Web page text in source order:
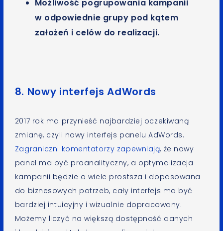
Możliwość pogrupowania kampanii
w odpowiednie grupy pod kątem
założeń i celów do realizacji.
8. Nowy interfejs AdWords
2017 rok ma przynieść najbardziej oczekiwaną
zmianę, czyli nowy interfejs panelu AdWords.
Zagraniczni komentatorzy zapewniają, że nowy
panel ma być proanalityczny, a optymalizacja
kampanii będzie o wiele prostsza i dopasowana
do biznesowych potrzeb, cały interfejs ma być
bardziej intuicyjny i wizualnie dopracowany.
Możemy liczyć na większą dostępność danych